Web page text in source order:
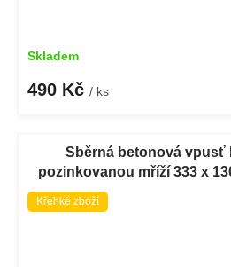
Skladem
490 Kč / ks
Sběrná betonová vpusť
pozinkovanou mříží 333 x
Křehké zboží